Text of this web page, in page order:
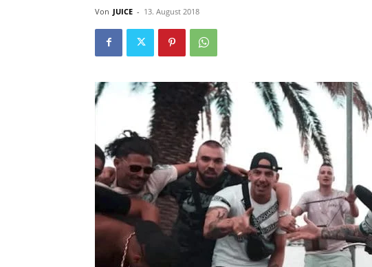
Von JUICE - 13. August 2018